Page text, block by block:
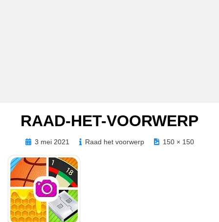
RAAD-HET-VOORWERP
Geplaatst
3 mei 2021 Raad het voorwerp 150 × 150